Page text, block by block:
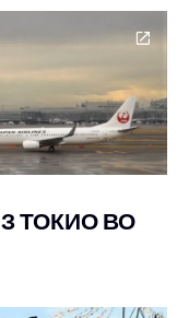
ТОКИО ВО